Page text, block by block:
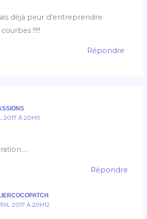
déjà peur d’entreprendre
!!!!!
Répondre
2017 À 20H11
Répondre
2017 À 20H12